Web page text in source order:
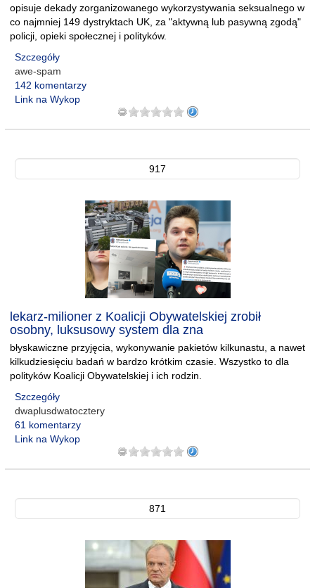
opisuje dekady zorganizowanego wykorzystywania seksualnego w
co najmniej 149 dystryktach UK, za "aktywną lub pasywną zgodą"
policji, opieki społecznej i polityków.
Szczegóły
awe-spam
142 komentarzy
Link na Wykop
917
lekarz-milioner z Koalicji Obywatelskiej zrobił
osobny, luksusowy system dla zna
błyskawiczne przyjęcia, wykonywanie pakietów kilkunastu, a nawet
kilkudziesięciu badań w bardzo krótkim czasie. Wszystko to dla
polityków Koalicji Obywatelskiej i ich rodzin.
Szczegóły
dwaplusdwatocztery
61 komentarzy
Link na Wykop
871